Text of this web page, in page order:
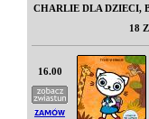
CHARLIE DLA DZIECI,
18
16.00